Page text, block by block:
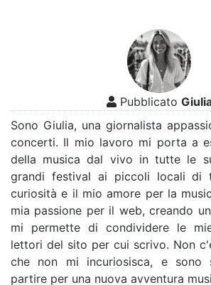
Pubblicato
Sono Giulia, una giornalista
concerti. Il mio lavoro mi porta a
della musica dal vivo in tutte le
grandi festival ai piccoli locali di
curiosità e il mio amore per la
mia passione per il web, creando
mi permette di condividere le
lettori del sito per cui scrivo. Non
che non mi incuriosisca, e sono
partire per una nuova avventura